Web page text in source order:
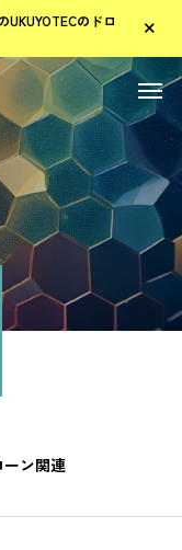
のドロ
ーン関連